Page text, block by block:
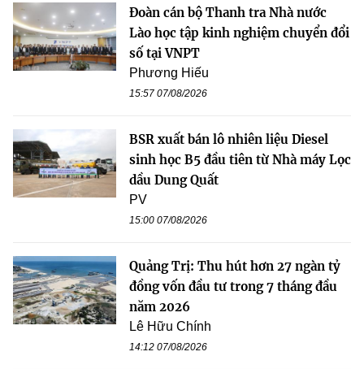
Đoàn cán bộ Thanh tra Nhà nước
Lào học tập kinh nghiệm chuyển đổi
số tại VNPT
Phương Hiếu
15:57 07/08/2026
BSR xuất bán lô nhiên liệu Diesel
sinh học B5 đầu tiên từ Nhà máy Lọc
dầu Dung Quất
PV
15:00 07/08/2026
Quảng Trị: Thu hút hơn 27 ngàn tỷ
đồng vốn đầu tư trong 7 tháng đầu
năm 2026
Lê Hữu Chính
14:12 07/08/2026